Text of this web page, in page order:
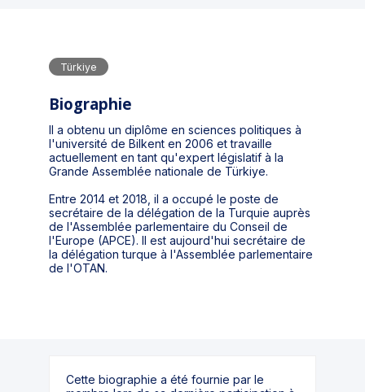
Türkiye
Biographie
Il a obtenu un diplôme en sciences politiques à
l'université de Bilkent en 2006 et travaille
actuellement en tant qu'expert législatif à la
Grande Assemblée nationale de Türkiye.
Entre 2014 et 2018, il a occupé le poste de
secrétaire de la délégation de la Turquie auprès
de l'Assemblée parlementaire du Conseil de
l'Europe (APCE). Il est aujourd'hui secrétaire de
la délégation turque à l'Assemblée parlementaire
de l'OTAN.
Cette biographie a été fournie par le